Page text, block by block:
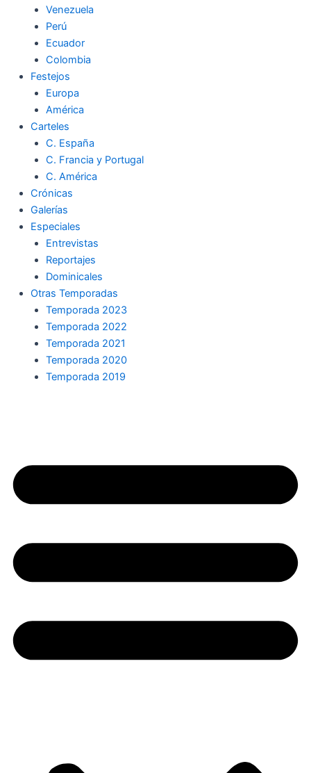
k
Venezuela
Perú
Ecuador
Colombia
Festejos
Europa
América
Carteles
C. España
C. Francia y Portugal
C. América
Crónicas
Galerías
Especiales
Entrevistas
Reportajes
Dominicales
Otras Temporadas
Temporada 2023
Temporada 2022
Temporada 2021
Temporada 2020
Temporada 2019